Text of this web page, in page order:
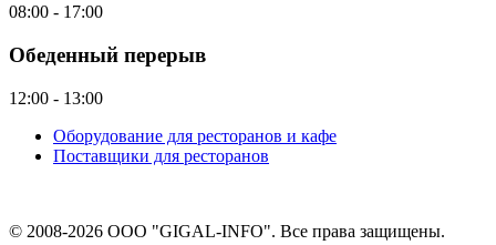
08:00 - 17:00
Обеденный перерыв
12:00 - 13:00
Оборудование для ресторанов и кафе
Поставщики для ресторанов
© 2008-2026 ООО "GIGAL-INFO". Все права защищены.